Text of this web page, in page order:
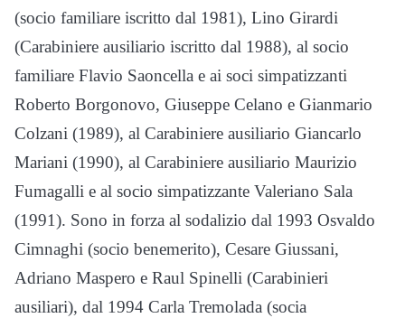
(socio familiare iscritto dal 1981), Lino Girardi
(Carabiniere ausiliario iscritto dal 1988), al socio
familiare Flavio Saoncella e ai soci simpatizzanti
Roberto Borgonovo, Giuseppe Celano e Gianmario
Colzani (1989), al Carabiniere ausiliario Giancarlo
Mariani (1990), al Carabiniere ausiliario Maurizio
Fumagalli e al socio simpatizzante Valeriano Sala
(1991). Sono in forza al sodalizio dal 1993 Osvaldo
Cimnaghi (socio benemerito), Cesare Giussani,
Adriano Maspero e Raul Spinelli (Carabinieri
ausiliari), dal 1994 Carla Tremolada (socia